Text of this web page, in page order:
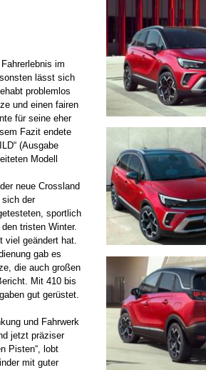
im
lässt sich
problemlos
und einen fairen
für seine eher
Fazit endete
(Ausgabe
Modell
neue Crossland
der
sportlich
tristen Winter.
viel geändert hat.
gab es
die auch großen
Mit 410 bis
gut gerüstet.
und Fahrwerk
jetzt präziser
Pisten“, lobt
mit guter